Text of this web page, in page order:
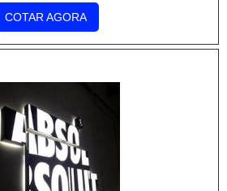
fábrica de display e ex....
COTAR AGORA